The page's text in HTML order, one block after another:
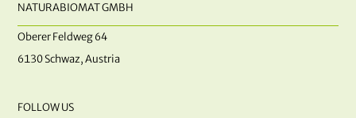
NATURABIOMAT GMBH
Oberer Feldweg 64
6130 Schwaz, Austria
FOLLOW US